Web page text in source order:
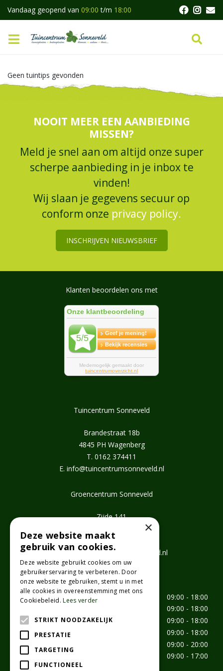
Vandaag geopend van 09:00 t/m 18:00
Geen tuintips gevonden
NOOIT MEER EEN AANBIEDING
MISSEN?
Meld je snel aan om altijd onze super
scherpe aanbieding in je inbox te
vinden!
Wij slaan je gegevens secuur op
conform onze privacy policy.
INSCHRIJVEN NIEUWSBRIEF
Klanten beoordelen ons met
Tuincentrum Sonneveld
Brandestraat 18b
4845 PH Wagenberg
T. 0162 374411
E. info@tuincentrumsonneveld.nl
Groencentrum Sonneveld
Zijde 141
T.0172 462647
E. info@groencentrumsonneveld.nl
Openingstijden
Maandag
09:00 - 18:00
09:00 - 18:00
Woensdag
09:00 - 18:00
Donderdag
09:00 - 18:00
09:00 - 20:00
09:00 - 17:00
×
Deze website maakt
gebruik van cookies.
Deze website gebruikt cookies om uw
gebruikerservaring te verbeteren. Door
onze website te gebruiken, stemt u in met
alle cookies in overeenstemming met ons
Cookiebeleid.Lees verder
STRIKT NOODZAKELIJK
PRESTATIE
TARGETING
FUNCTIONEEL